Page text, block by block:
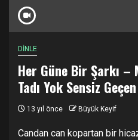
DİNLE
Her Güne Bir Şarkı –
Tadı Yok Sensiz
13 yıl önce Büyük Keyif
Candan can kopartan bir